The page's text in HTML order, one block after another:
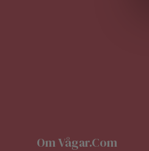
Om Vågar.com